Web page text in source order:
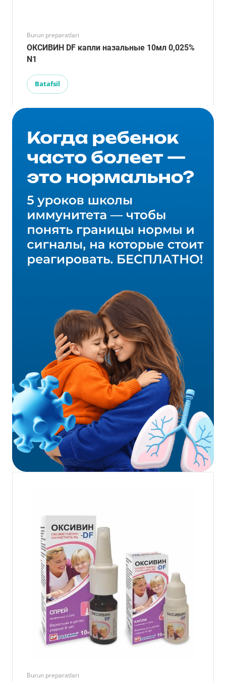
Burun preparatlari
ОКСИВИН DF капли назальные 10мл 0,025%
N1
Batafsil
Burun preparatlari